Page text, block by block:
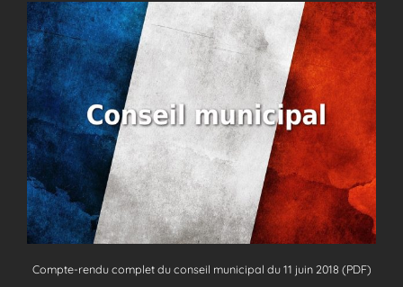
Compte-rendu complet du conseil municipal du 11 juin 2018 (PDF)